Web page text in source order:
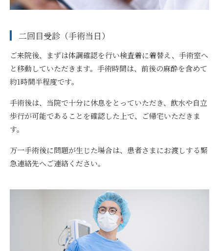
二回目受診（手術当日）
ご来院後、まずは体調確認を行い検査着に着替え、手術室へ
と移動していただきます。手術時間は、前後の麻酔を含めて
約1時間半程度です。
手術後は、当院で十分に休息をとっていただき、飲水や自立
歩行が可能であることを確認した上で、ご帰宅いただきま
す。
万一手術後に問題が生じた場合は、患者さまにお渡しする緊
急連絡先へご連絡ください。